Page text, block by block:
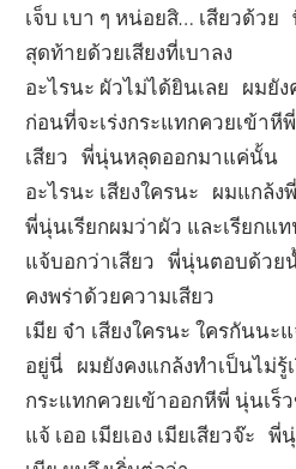
เจ็บ เบา ๆ หน่อยสิ… เสียวด้ว
สุดท้ายด้วยเสียงที่เบาลง
อะไรนะ ผัวไม่ได้ยินเลย ผมยั
ก่อนที่จะเร่งกระแทกควยเข้า
เสียว พี่นุ่นหลุดออกมาแค่นั้น
อะไรนะ เสียงใครนะ ผมแกล้
พี่นุ่นเรียกผมว่าผัว และเรียกแท
แจ้บอกว่าเสียว พี่นุ่นตอบด้วย
คงพร่าด้วยความเสียว
เมีย จ๋า เสียงใครนะ ใครกันนะ
อยู่นี่ ผมยังคงแกล้งทำเป็นไม่รู้เ
กระแทกควยเข้าออกหีพี่ นุ่นเร็
แจ้ เออ เมียเอง เมียเสียวจ๊ะ พี่